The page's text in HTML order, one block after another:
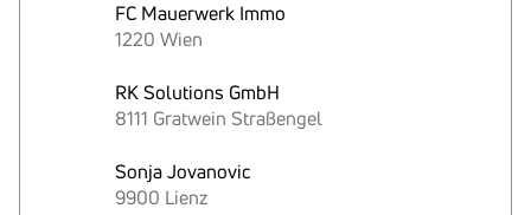
FC Mauerwerk Immo
1220 Wien
RK Solutions GmbH
8111 Gratwein Straßengel
Sonja Jovanovic
9900 Lienz